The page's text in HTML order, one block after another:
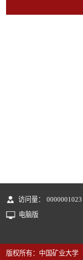
访问量： 0000001023
电脑版
版权所有：中国矿业大学